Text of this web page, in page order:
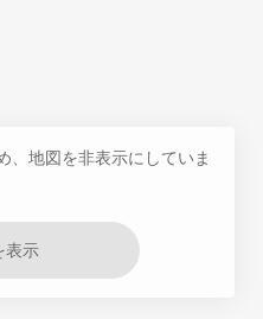
、地図を非表示にしていま
表示